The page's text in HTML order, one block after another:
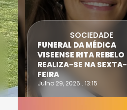
SOCIEDADE
FUNERAL DA MÉDICA
VISEENSE RITA REBELO
REALIZA-SE NA SEXTA-
FEIRA
Julho 29, 2026 . 13:15